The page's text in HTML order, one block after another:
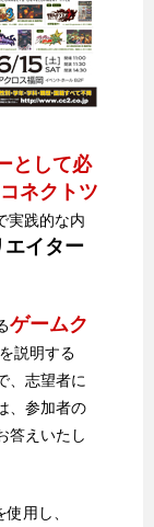
として必
ネクトツ
実践的な内
エイター
ゲームク
説明する
、志望者に
、参加者の
答えいたし
用し、